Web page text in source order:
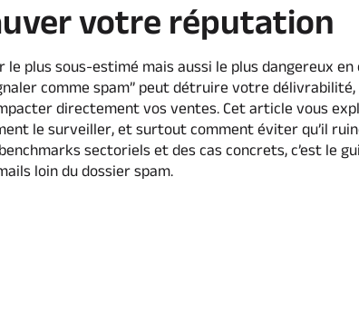
votre réputation
le plus sous-estimé mais aussi le plus dangereux en
comme spam” peut détruire votre
directement vos ventes. Cet article vous
le surveiller, et surtout comment éviter qu’il
sectoriels et des cas concrets, c’est le
loin du dossier spam.